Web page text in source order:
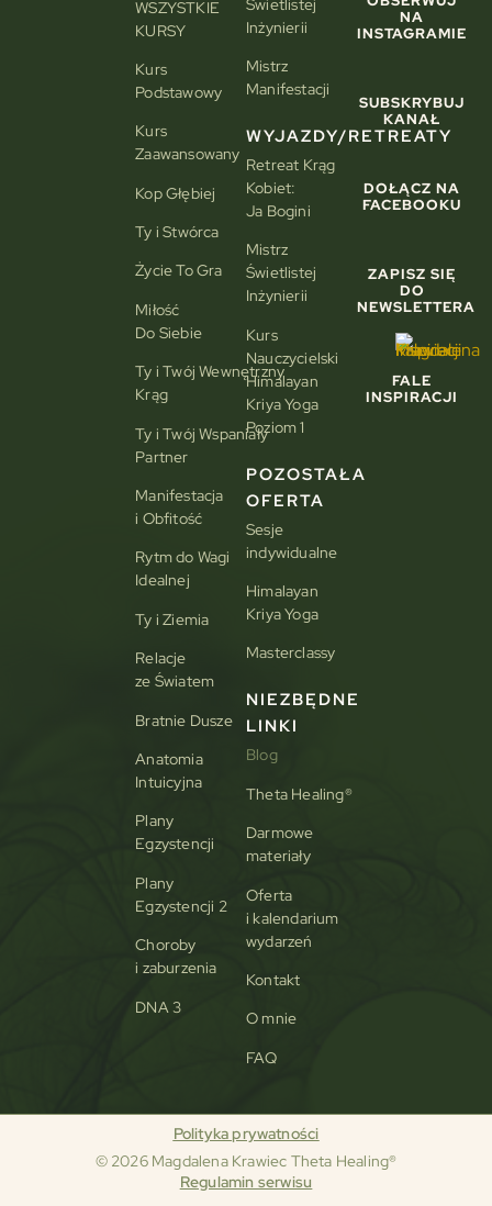
WSZYSTKIE
KURSY
Kurs
Podstawowy
Kurs
Zaawansowany
Kop Głębiej
Ty i Stwórca
Życie To Gra
Miłość
Do Siebie
Ty i Twój Wewnętrzny
Krąg
Ty i Twój Wspaniały
Partner
Manifestacja
i Obfitość
Rytm do Wagi
Idealnej
Ty i Ziemia
Relacje
ze Światem
Bratnie Dusze
Anatomia
Intuicyjna
Plany
Egzystencji
Plany
Egzystencji 2
Choroby
i zaburzenia
DNA 3
Inżynierii
Mistrz
Manifestacji
WYJAZDY/RETREATY
Retreat Krąg
Kobiet:
Ja Bogini
Mistrz
Świetlistej
Inżynierii
Kurs
Nauczycielski
Himalayan
Kriya Yoga
Poziom 1
POZOSTAŁA
OFERTA
Sesje
indywidualne
Himalayan
Kriya Yoga
Masterclassy
NIEZBĘDNE
LINKI
Blog
Theta Healing®
Darmowe
materiały
Oferta
i kalendarium
wydarzeń
Kontakt
O mnie
FAQ
NA
INSTAGRAMIE
SUBSKRYBUJ
KANAŁ
DOŁĄCZ NA
FACEBOOKU
ZAPISZ SIĘ
DO
NEWSLETTERA
FALE
INSPIRACJI
Polityka prywatności
© 2026 Magdalena Krawiec Theta Healing®
Regulamin serwisu